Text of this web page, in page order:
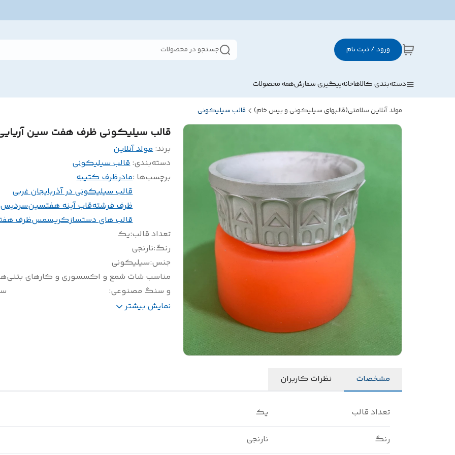
ورود / ثبت نام جستجو در محصولات
دسته‌بندی کالاهاخانهپیگیری سفارشهمه محصولات
مولد آنلاین سلامتی(قالبهای سیلیکونی و بیس خام) قالب سیلیکونی
قالب سیلیکونی ظرف هفت سین
برند:مولد آنلاین
دسته‌بندی:قالب سیلیکونی
برچسب‌ها :مادرظرف کتیبه
قالب سیلیکونی در آذربایجان غربی
ظرف فرشتهقاب آینه هفتسینسردیس
قالب های دستسازکریسمسظرف
تعداد قالب:یک
رنگ:نارنجی
جنس:سیلیکونی
مناسب شات شمع و اکسسوری و کارهای بتنی
و سنگ مصنوعی:
وزن(گرم):
400نمایش بیشتر
مشخصات نظرات کاربران
تعداد قالب یک
رنگ نارنجی